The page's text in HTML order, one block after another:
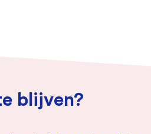
blijven?